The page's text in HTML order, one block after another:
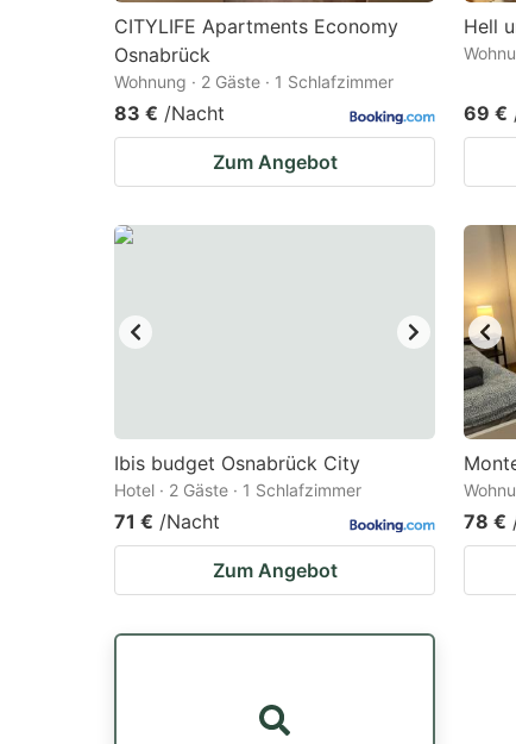
CITYLIFE Apartments Economy
Osnabrück
Wohnung · 2 Gäste · 1 Schlafzimmer
83 € /Nacht
Zum Angebot
Hell
69 €
Ibis budget Osnabrück City
Hotel · 2 Gäste · 1 Schlafzimmer
71 € /Nacht
Zum Angebot
78 €